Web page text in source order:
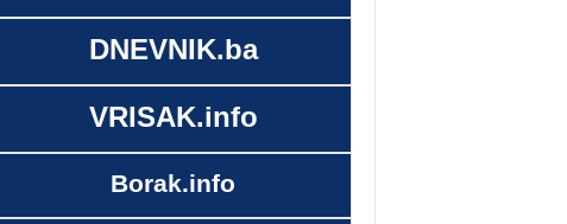
DNEVNIK.ba
VRISAK.info
Borak.info